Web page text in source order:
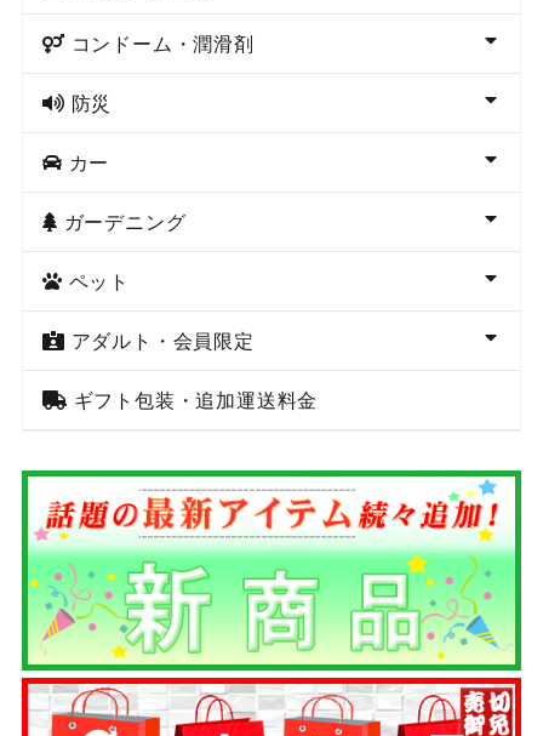
コンドーム・潤滑剤
防災
カー
ガーデニング
ペット
アダルト・会員限定
ギフト包装・追加運送料金